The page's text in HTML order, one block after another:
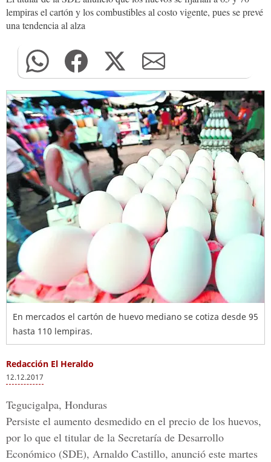
lempiras el cartón y los combustibles al costo vigente, pues se prevé
una tendencia al alza
En mercados el cartón de huevo mediano se cotiza desde 95
hasta 110 lempiras.
Redacción El Heraldo
12.12.2017
Tegucigalpa, Honduras
Persiste el aumento desmedido en el precio de los huevos,
por lo que el titular de la Secretaría de Desarrollo
Económico (SDE), Arnaldo Castillo, anunció este martes